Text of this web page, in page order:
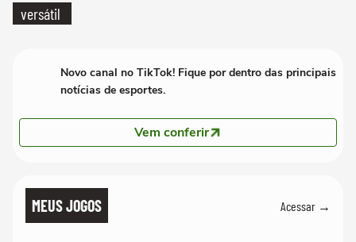
versátil
Novo canal no TikTok! Fique por dentro das principais
notícias de esportes.
Vem conferir
MEUS JOGOS Acessar →